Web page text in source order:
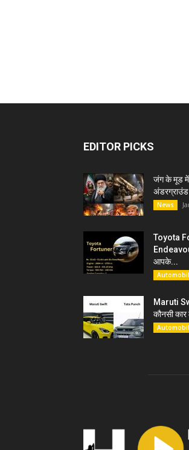
EDITOR PICKS
जंग के मूड में
अंडरग्राउंड
News
Toyota
आपके...
Maruti
कौनसी